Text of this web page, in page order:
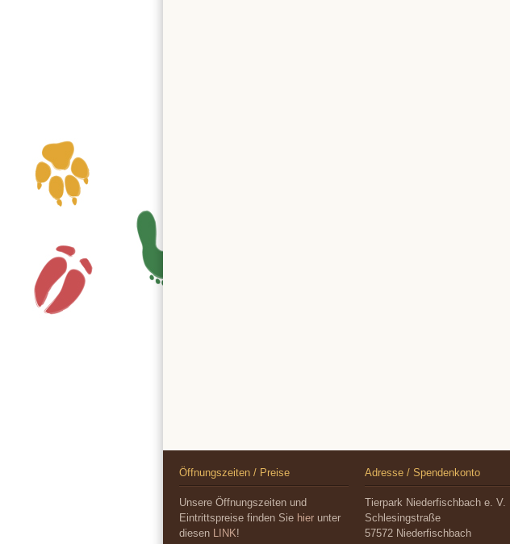
Öffnungszeiten / Preise
Unsere Öffnungszeiten und
Eintrittspreise finden Sie hier unter
diesen LINK!
Adresse / Spendenkonto
Tierpark Niederfischbach e. V.
Schlesingstraße
57572 Niederfischbach